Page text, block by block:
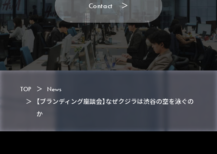
Contact
C
＞
TOP ＞
News
＞
【ブランディング座談会】なぜクジラは渋谷の空を泳ぐの
か